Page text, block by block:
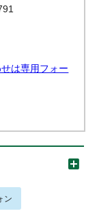
は専用フォー
ン